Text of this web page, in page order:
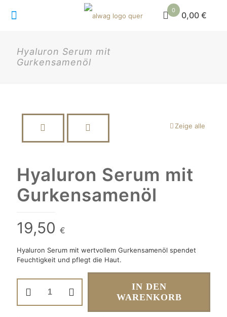
0 0,00 €
Hyaluron Serum mit
Gurkensamenöl
Zeige alle
Hyaluron Serum mit
Gurkensamenöl
19,50 €
Hyaluron Serum mit wertvollem Gurkensamenöl spendet
Feuchtigkeit und pflegt die Haut.
IN DEN
WARENKORB